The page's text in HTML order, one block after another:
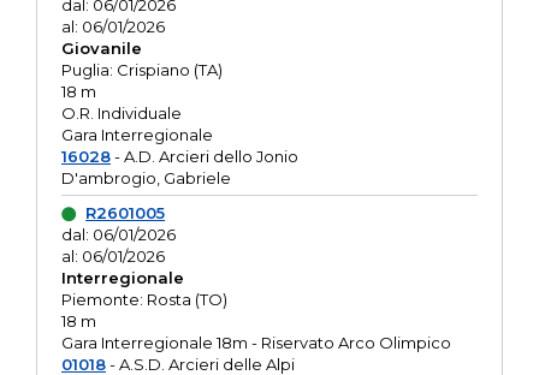
dal: 06/01/2026
al: 06/01/2026
Giovanile
Puglia: Crispiano (TA)
18 m
O.R. Individuale
Gara Interregionale
16028- A.D. Arcieri dello Jonio
D'ambrogio, Gabriele
R2601005
dal: 06/01/2026
al: 06/01/2026
Interregionale
Piemonte: Rosta (TO)
18 m
Gara Interregionale 18m - Riservato Arco Olimpico
01018- A.S.D. Arcieri delle Alpi